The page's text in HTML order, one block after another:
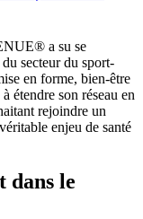
a su se
secteur du sport-
en forme, bien-être
étendre son réseau en
rejoindre un
enjeu de santé
dans le